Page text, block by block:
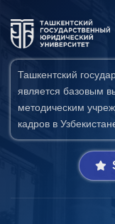
Ташкентский
является базовым
методическим
кадров в